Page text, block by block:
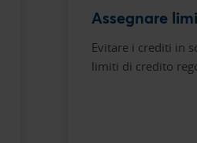
Assegnare
Evitare i crediti in
limiti di credito